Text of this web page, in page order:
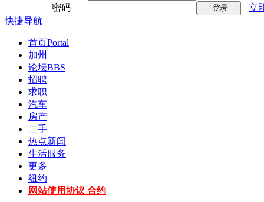
密码
登录
立
快捷导航
首页Portal
加州
论坛BBS
招聘
求职
汽车
房产
二手
热点新闻
生活服务
更多
纽约
网站使用协议 合约